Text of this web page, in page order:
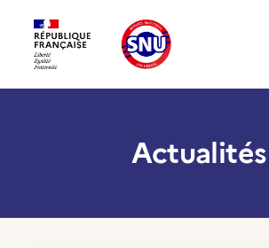
Présentation du SNU
Actualités